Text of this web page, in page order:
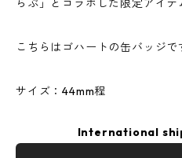
らぶ」とコラボした限定アイテ
こちらはゴハートの缶バッジで
サイズ：44mm程
International